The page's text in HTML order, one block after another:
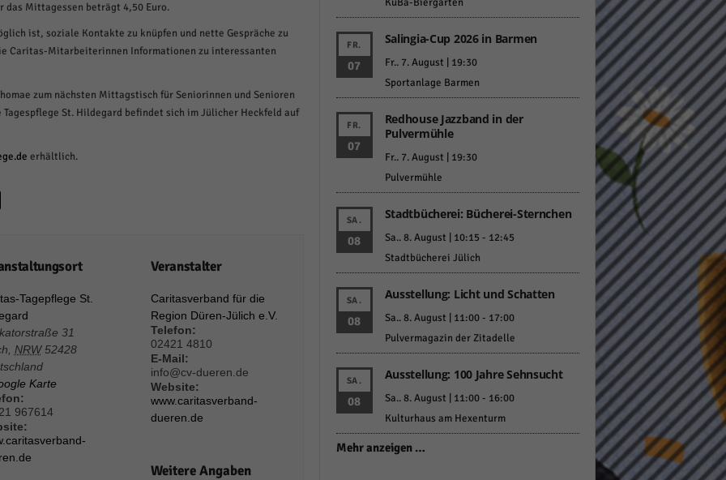
das Mittagessen beträgt 4,50 Euro.
ist, soziale Kontakte zu knüpfen und nette Gespräche zu
Caritas-Mitarbeiterinnen Informationen zu interessanten
zum nächsten Mittagstisch für Seniorinnen und Senioren
St. Hildegard befindet sich im Jülicher Heckfeld auf
erhältlich.
Tagepflege St.
31
NRW 52428
Karte
967614
Veranstalter
Caritasverband für die
Region Düren-Jülich e.V.
Telefon:
02421 4810
E-Mail:
info@cv-dueren.de
Website:
www.caritasverband-
dueren.de
Weitere Angaben
KuBa-Biergarten
FR.
07
Salingia-Cup 2026 in Barmen
Fr.. 7. August | 19:30
Sportanlage Barmen
FR.
07
Redhouse Jazzband in der
Pulvermühle
Fr.. 7. August | 19:30
Pulvermühle
SA.
08
Stadtbücherei: Bücherei-Sternchen
Sa.. 8. August | 10:15 - 12:45
Stadtbücherei Jülich
SA.
08
Ausstellung: Licht und Schatten
Sa.. 8. August | 11:00- 17:00
Pulvermagazin der Zitadelle
SA.
08
Ausstellung: 100 Jahre Sehnsucht
Sa.. 8. August | 11:00- 16:00
Kulturhaus am Hexenturm
Mehr anzeigen …
(1)
Cookies ermöglichen grundlegende Funktionen und sind für die einwandfreie
Cookie-Informationen anzeigen
(1) Statistiken
Cookies erfassen Informationen anonym. Diese Informationen helfen uns zu verstehen,
Besucher unsere Website nutzen.
Marketing
Cookies werden von Drittanbietern oder Publishern verwendet, um personalisierte
anzuzeigen. Sie tun dies, indem sie Besucher über Websites hinweg verfolgen.
Medien (6) Externe Medien
von Videoplattformen und Social-Media-Plattformen werden standardmäßig blockiert.
Cookies von externen Medien akzeptiert werden, bedarf der Zugriff auf diese Inhalte
Cookie-Informationen anzeigen
by Borlabs Cookie Impressum